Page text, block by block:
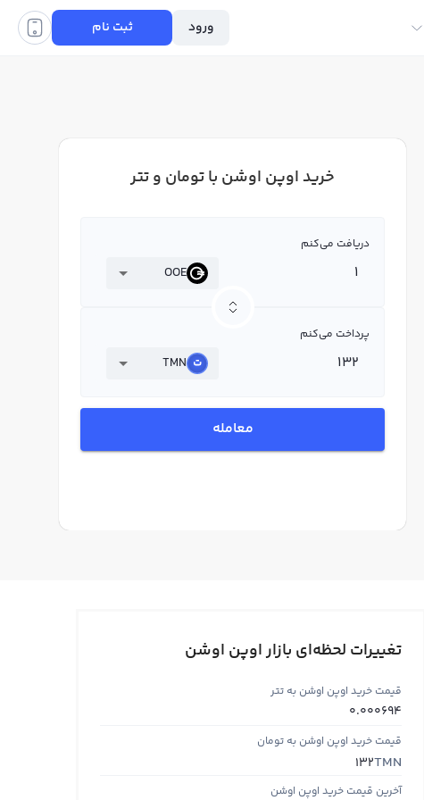
ورود ثبت نام
خرید اوپن اوشن با تومان و تتر
دریافت می‌کنم
OOE
پرداخت می‌کنم
TMN
معامله
تغییرات لحظه‌ای بازار اوپن اوشن
قیمت خرید اوپن اوشن به تتر
0.000694
قیمت خرید اوپن اوشن به تومان
TMN
132
آخرین قیمت خرید اوپن اوشن